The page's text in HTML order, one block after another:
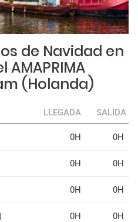
de Navidad en
AMAPRIMA
(Holanda)
LLEGADA SALIDA
0H 0H
0H 0H
0H 0H
0H 0H